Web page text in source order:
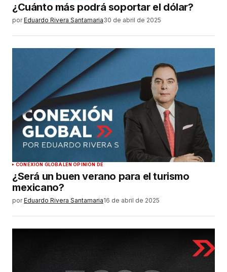
¿Cuánto más podrá soportar el dólar?
por Eduardo Rivera Santamaria30 de abril de 2025
CONEXIÓN GLOBALEN OPINIÓN DE
¿Será un buen verano para el turismo
mexicano?
por Eduardo Rivera Santamaria16 de abril de 2025